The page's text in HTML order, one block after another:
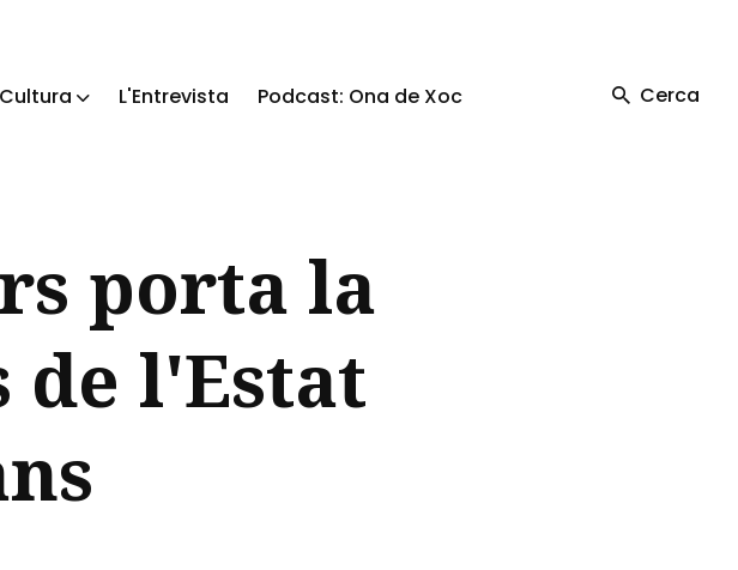
Cultura L'Entrevista Podcast: Ona de Xoc Cerca
porta la
de l'Estat